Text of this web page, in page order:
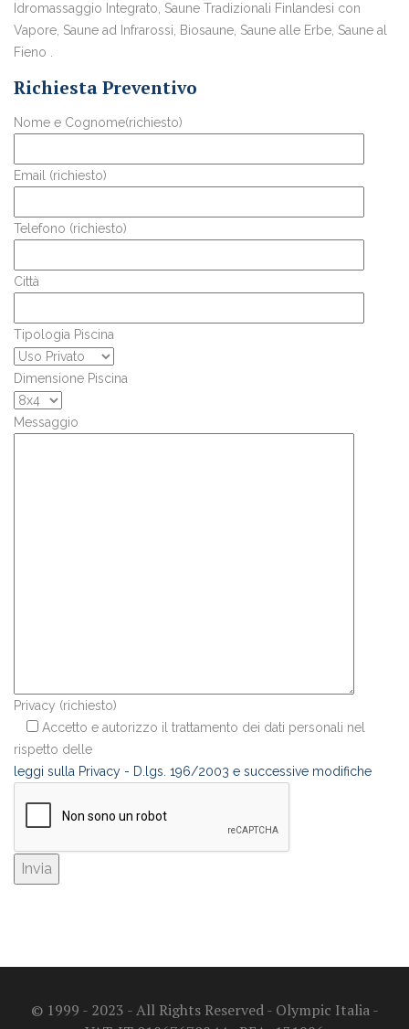
Idromassaggio Integrato, Saune Tradizionali Finlandesi con
Vapore, Saune ad Infrarossi, Biosaune, Saune alle Erbe, Saune al
Fieno .
Richiesta Preventivo
Nome e Cognome(richiesto)
Email (richiesto)
Telefono (richiesto)
Città
Tipologia Piscina
Dimensione Piscina
Messaggio
Privacy (richiesto)
Accetto e autorizzo il trattamento dei dati personali nel
rispetto delle
leggi sulla Privacy - D.lgs. 196/2003 e successive modifiche
© 1999 - 2023 - All Rights Reserved - Olympic Italia -